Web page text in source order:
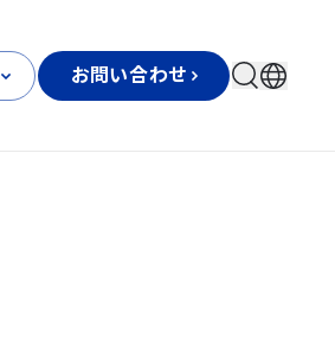
お問い合わせ